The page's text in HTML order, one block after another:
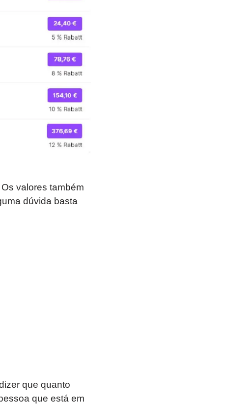
valores também
dúvida basta
que quanto
que está em